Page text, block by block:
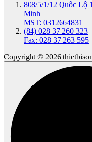
808/5/1/12 Quốc Lộ
Minh
MST: 0312664831
(84) 028 37 260 323
Fax: 028 37 263 595
Copyright © 2026